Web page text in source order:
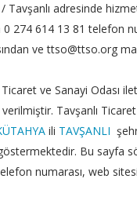
Tavşanlı adresinde
0 274 614 13 81 telefon
ve ttso@ttso.org
Ticaret ve Sanayi Odası
verilmiştir. Tavşanlı
ili TAVŞANLI
Bu sayfa
numarası, web